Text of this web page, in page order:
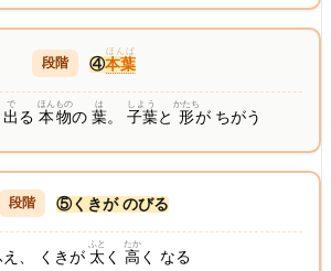
④本葉
ほんば
出
で
る 本物
ほんもの
の 葉
は
。 子葉
しよう
と 形
かたち
が ちがう
⑤くきが のびる
、 くきが 太
ふと
く 高
たか
く なる